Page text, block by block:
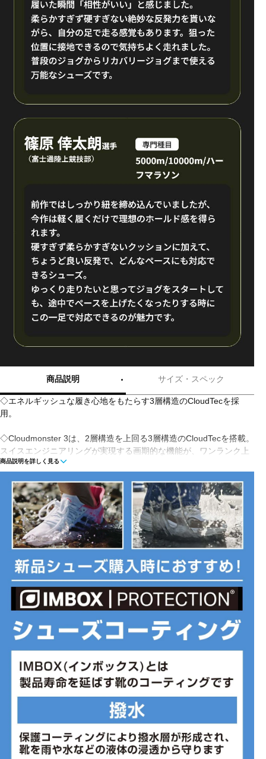
商品説明 サイズ・スペック
◇エネルギッシュな履き心地をもたらす3層構造のCloudTecを採
用。
◇Cloudmonster 3は、2層構造を上回る3層構造のCloudTecを搭載。
スイスエンジニアリングが実現する画期的な機能が、ワンランク上
の立体構造クッションを実現。
◇通気性を改良した新デザインのアッパーが、足を快適な温度に維
持。スタイリッシュな機能ディテールが、足の形状に合わせたフィ
ット感を実現。
◇エネルギーリターン、反発性、Monsterの滑らかなフィット感、
Monster2の究極のクッション性を、新改良のソール形状と精巧に組
みあわせたデザイン。
■カラー(メーカー表記):
ダークブルー×ホワイト(Rock Silver)
■片足重量:295g
■片足重量代表サイズ:28cm
■生産国:ベトナム
※ブランドやシリーズによっては甲高や幅等小さめに作られている
ことがあります。あくまで目安としてご判断ください。
商品説明を詳しく見る